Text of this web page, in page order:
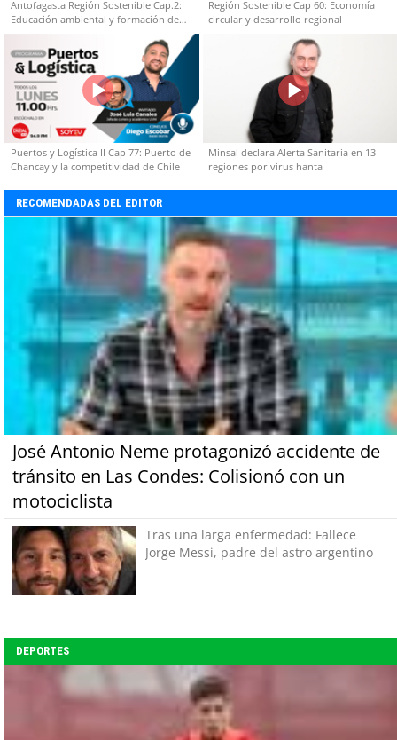
Antofagasta Región Sostenible Cap.2:
Educación ambiental y formación de
capacidades técnicas
Región Sostenible Cap 60: Economía
circular y desarrollo regional
Puertos y Logística II Cap 77: Puerto de
Chancay y la competitividad de Chile
Minsal declara Alerta Sanitaria en 13
regiones por virus hanta
RECOMENDADAS DEL EDITOR
José Antonio Neme protagonizó accidente de
tránsito en Las Condes: Colisionó con un
motociclista
Tras una larga enfermedad: Fallece
Jorge Messi, padre del astro argentino
DEPORTES